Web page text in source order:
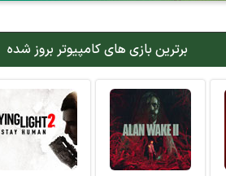
برترین بازی های کامپیوتر بروز شده